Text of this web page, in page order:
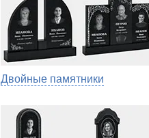
Двойные памятники